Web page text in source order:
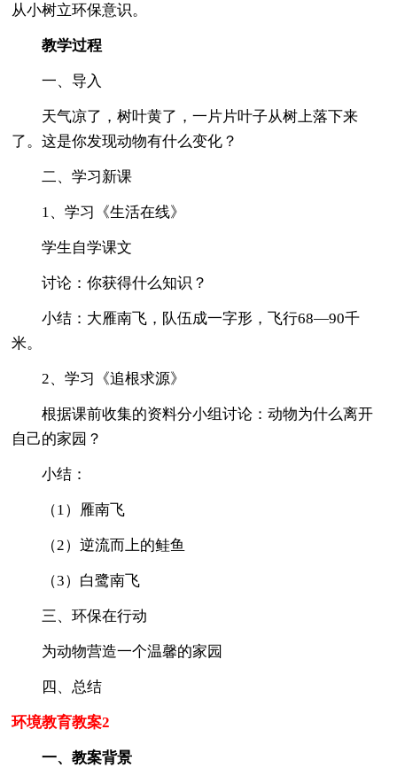
从小树立环保意识。
教学过程
一、导入
天气凉了，树叶黄了，一片片叶子从树上落下来
了。这是你发现动物有什么变化？
二、学习新课
1、学习《生活在线》
学生自学课文
讨论：你获得什么知识？
小结：大雁南飞，队伍成一字形，飞行68—90千
米。
2、学习《追根求源》
根据课前收集的资料分小组讨论：动物为什么离开
自己的家园？
小结：
（1）雁南飞
（2）逆流而上的鲑鱼
（3）白鹭南飞
三、环保在行动
为动物营造一个温馨的家园
四、总结
环境教育教案2
一、教案背景